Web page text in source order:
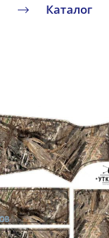
Каталог